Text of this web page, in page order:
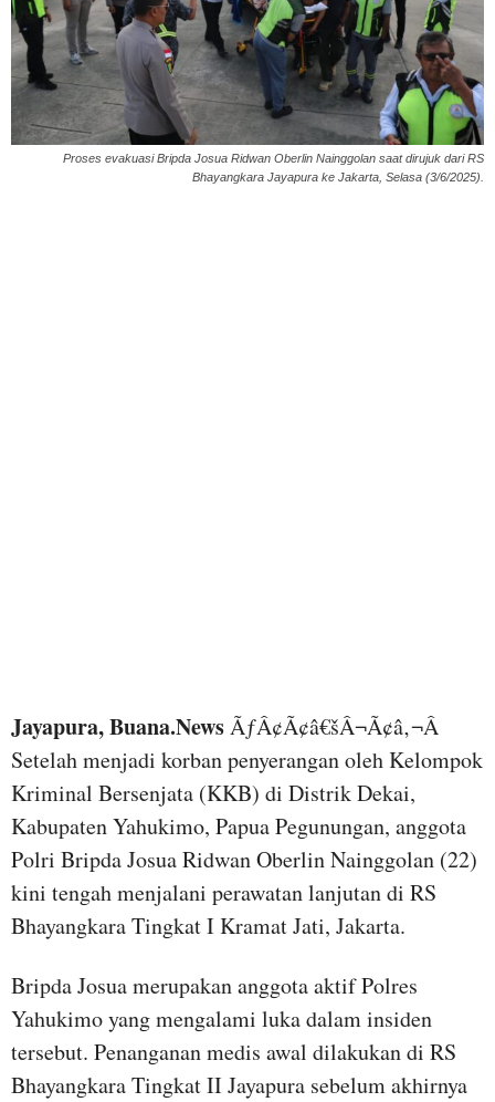
Proses evakuasi Bripda Josua Ridwan Oberlin Nainggolan saat dirujuk dari RS
Bhayangkara Jayapura ke Jakarta, Selasa (3/6/2025).
Jayapura, Buana.NewsÃƒÂ¢Ã¢â€šÂ¬Ã¢â‚¬Â
Setelah menjadi korban penyerangan oleh Kelompok
Kriminal Bersenjata (KKB) di Distrik Dekai,
Kabupaten Yahukimo, Papua Pegunungan, anggota
Polri Bripda Josua Ridwan Oberlin Nainggolan (22)
kini tengah menjalani perawatan lanjutan di RS
Bhayangkara Tingkat I Kramat Jati, Jakarta.
Bripda Josua merupakan anggota aktif Polres
Yahukimo yang mengalami luka dalam insiden
tersebut. Penanganan medis awal dilakukan di RS
Bhayangkara Tingkat II Jayapura sebelum akhirnya